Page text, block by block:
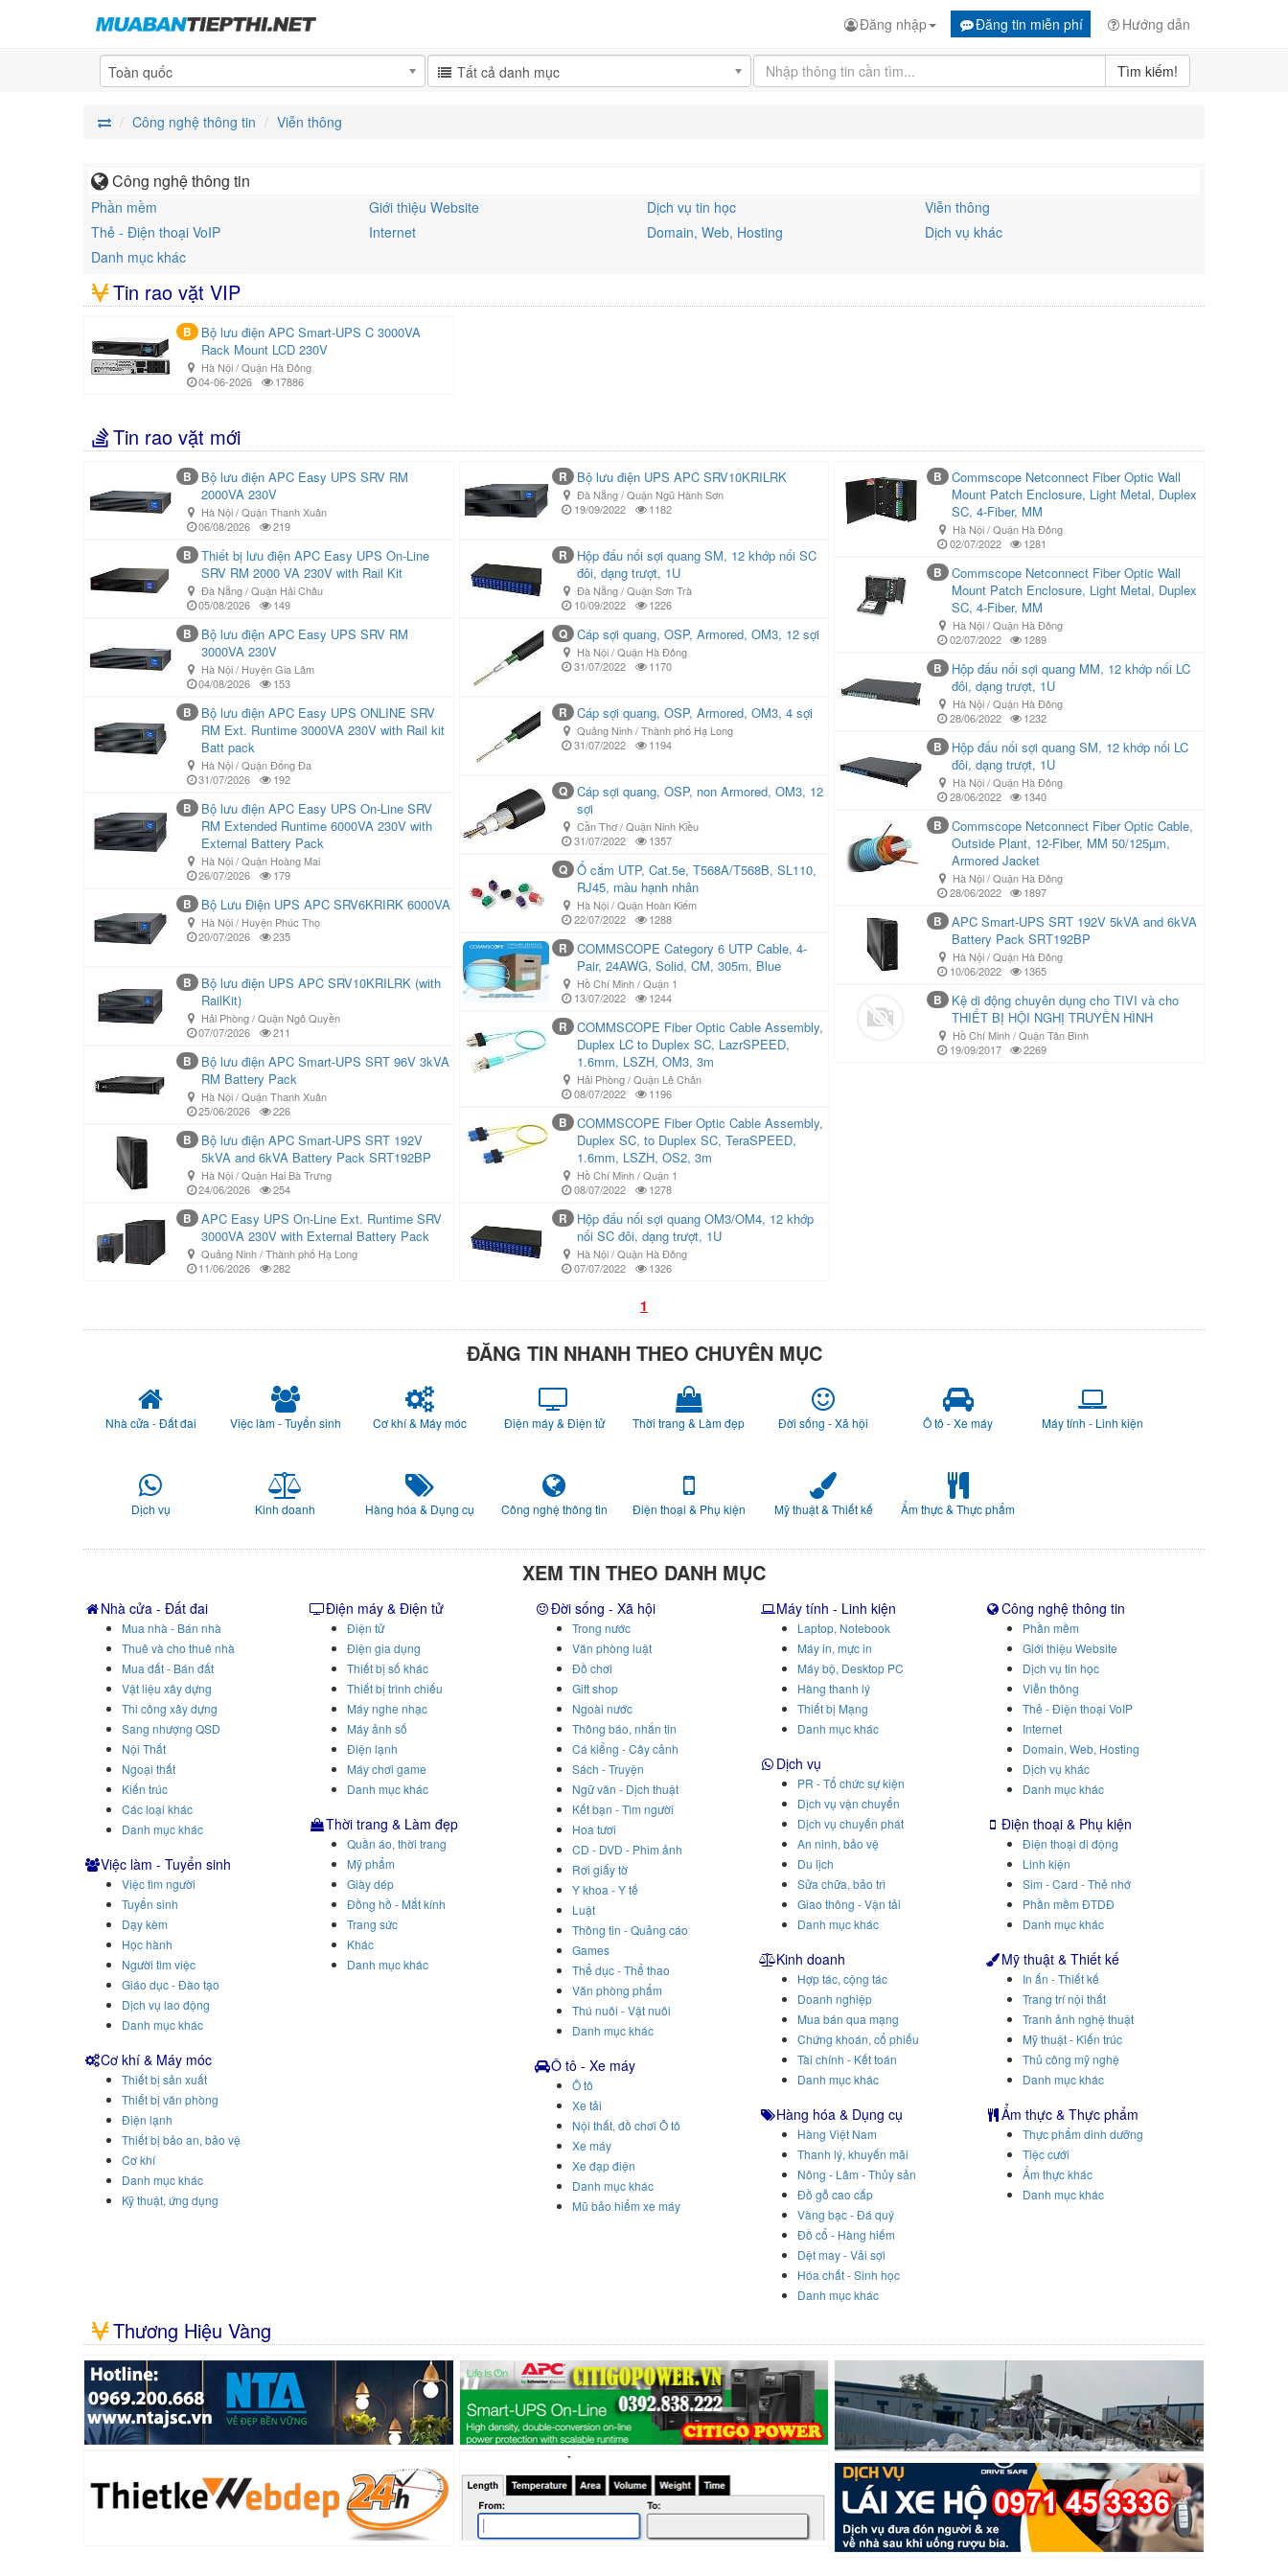
Đăng tin miễn phí Hướng dẫn
Đăng nhập
Toàn quốc Tất cả danh mục Tìm kiếm!
Công nghệ thông tin Viễn thông
Công nghệ thông tin
Phần mềm Giới thiệu Website Dịch vụ tin học
Viễn thông
Thẻ - Điện thoại VoIP
Internet Domain, Web, Hosting
Dịch vụ khác
Danh mục khác
Tin rao vặt VIP
B
Bộ lưu điện APC Smart-UPS C 3000VA
Rack Mount LCD 230V
Hà Nội / Quận Hà Đông
04-06-2026
17886
Tin rao vặt mới
B
Bộ lưu điện APC Easy UPS SRV RM
2000VA 230V
Hà Nội / Quận Thanh Xuân
06/08/2026
219
B
Thiết bị lưu điện APC Easy UPS On-Line
SRV RM 2000 VA 230V with Rail Kit
Đà Nẵng / Quận Hải Châu
05/08/2026
149
B
Bộ lưu điện APC Easy UPS SRV RM
3000VA 230V
Hà Nội / Huyện Gia Lâm
04/08/2026
153
B
Bộ lưu điện APC Easy UPS ONLINE SRV
RM Ext. Runtime 3000VA 230V with Rail kit
Batt pack
Hà Nội / Quận Đống Đa
31/07/2026
192
B
Bộ lưu điện APC Easy UPS On-Line SRV
RM Extended Runtime 6000VA 230V with
External Battery Pack
Hà Nội / Quận Hoàng Mai
26/07/2026
179
B Bộ Lưu Điện UPS APC SRV6KRIRK 6000VA
Hà Nội / Huyện Phúc Thọ
20/07/2026
235
B
Bộ lưu điện UPS APC SRV10KRILRK (with
RailKit)
Hải Phòng / Quận Ngô Quyền
07/07/2026
211
B
Bộ lưu điện APC Smart-UPS SRT 96V 3kVA
RM Battery Pack
Hà Nội / Quận Thanh Xuân
25/06/2026
226
B
Bộ lưu điện APC Smart-UPS SRT 192V
5kVA and 6kVA Battery Pack SRT192BP
Hà Nội / Quận Hai Bà Trưng
24/06/2026
254
B
APC Easy UPS On-Line Ext. Runtime SRV
3000VA 230V with External Battery Pack
Quảng Ninh / Thành phố Hạ Long
11/06/2026
282
R Bộ lưu điện UPS APC SRV10KRILRK
Đà Nẵng / Quận Ngũ Hành Sơn
19/09/2022
1182
R
Hộp đấu nối sợi quang SM, 12 khớp nối SC
đôi, dạng trượt, 1U
Đà Nẵng / Quận Sơn Trà
10/09/2022
1226
Q Cáp sợi quang, OSP, Armored, OM3, 12 sợi
Hà Nội / Quận Hà Đông
31/07/2022
1170
R Cáp sợi quang, OSP, Armored, OM3, 4 sợi
Quảng Ninh / Thành phố Hạ Long
31/07/2022
1194
Q Cáp sợi quang, OSP, non Armored, OM3, 12
sợi
Cần Thơ / Quận Ninh Kiều
31/07/2022
1357
Q Ổ cắm UTP, Cat.5e, T568A/T568B, SL110,
RJ45, màu hạnh nhân
Hà Nội / Quận Hoàn Kiếm
22/07/2022
1288
R
COMMSCOPE Category 6 UTP Cable, 4-
Pair, 24AWG, Solid, CM, 305m, Blue
Hồ Chí Minh / Quận 1
13/07/2022
1244
R
COMMSCOPE Fiber Optic Cable Assembly,
Duplex LC to Duplex SC, LazrSPEED,
1.6mm, LSZH, OM3, 3m
Hải Phòng / Quận Lê Chân
08/07/2022
1196
B
COMMSCOPE Fiber Optic Cable Assembly,
Duplex SC, to Duplex SC, TeraSPEED,
1.6mm, LSZH, OS2, 3m
Hồ Chí Minh / Quận 1
08/07/2022
1278
R
Hộp đấu nối sợi quang OM3/OM4, 12 khớp
nối SC đôi, dạng trượt, 1U
Hà Nội / Quận Hà Đông
07/07/2022
1326
B
Commscope Netconnect Fiber Optic Wall
Mount Patch Enclosure, Light Metal, Duplex
SC, 4-Fiber, MM
Hà Nội / Quận Hà Đông
02/07/2022
1281
B
Commscope Netconnect Fiber Optic Wall
Mount Patch Enclosure, Light Metal, Duplex
SC, 4-Fiber, MM
Hà Nội / Quận Hà Đông
02/07/2022
1289
B
Hộp đấu nối sợi quang MM, 12 khớp nối LC
đôi, dạng trượt, 1U
Hà Nội / Quận Hà Đông
28/06/2022
1232
B
Hộp đấu nối sợi quang SM, 12 khớp nối LC
đôi, dạng trượt, 1U
Hà Nội / Quận Hà Đông
28/06/2022
1340
B
Commscope Netconnect Fiber Optic Cable,
Outside Plant, 12-Fiber, MM 50/125µm,
Armored Jacket
Hà Nội / Quận Hà Đông
28/06/2022
1897
B
APC Smart-UPS SRT 192V 5kVA and 6kVA
Battery Pack SRT192BP
Hà Nội / Quận Hà Đông
10/06/2022
1365
B
Kệ di động chuyên dụng cho TIVI và cho
THIẾT BỊ HỘI NGHỊ TRUYỀN HÌNH
Hồ Chí Minh / Quận Tân Bình
19/09/2017
2269
1
ĐĂNG TIN NHANH THEO CHUYÊN MỤC
Nhà cửa - Đất đai Việc làm - Tuyển sinh Cơ khí & Máy móc Điện máy & Điện tử Thời trang & Làm đẹp Đời sống - Xã hội Ô tô - Xe máy Máy tính - Linh kiện
Dịch vụ Kinh doanh Hàng hóa & Dụng cụ Công nghệ thông tin Điện thoại & Phụ kiện Mỹ thuật & Thiết kế Ẩm thực & Thực phẩm
XEM TIN THEO DANH MỤC
Nhà cửa - Đất đai
Mua nhà - Bán nhà
Thuê và cho thuê nhà
Mua đất - Bán đất
Vật liệu xây dựng
Thi công xây dựng
Sang nhượng QSD
Nội Thất
Ngoại thất
Kiến trúc
Các loại khác
Danh mục khác
Việc làm - Tuyển sinh
Việc tìm người
Tuyển sinh
Dạy kèm
Học hành
Người tìm việc
Giáo dục - Đào tạo
Dịch vụ lao động
Danh mục khác
Cơ khí & Máy móc
Thiết bị sản xuất
Thiết bị văn phòng
Điện lạnh
Thiết bị bảo an, bảo vệ
Cơ khí
Danh mục khác
Kỹ thuật, ứng dụng
Điện máy & Điện tử
Điện tử
Điện gia dụng
Thiết bị số khác
Thiết bị trình chiếu
Máy nghe nhạc
Máy ảnh số
Điện lạnh
Máy chơi game
Danh mục khác
Thời trang & Làm đẹp
Quần áo, thời trang
Mỹ phẩm
Giày dép
Đồng hồ - Mắt kính
Trang sức
Khác
Danh mục khác
Đời sống - Xã hội
Trong nước
Văn phòng luật
Đồ chơi
Gift shop
Ngoài nước
Thông báo, nhắn tin
Cá kiểng - Cây cảnh
Sách - Truyện
Ngữ văn - Dịch thuật
Kết bạn - Tìm người
Hoa tươi
CD - DVD - Phim ảnh
Rơi giấy tờ
Y khoa - Y tế
Luật
Thông tin - Quảng cáo
Games
Thể dục - Thể thao
Văn phòng phẩm
Thú nuôi - Vật nuôi
Danh mục khác
Ô tô - Xe máy
Ô tô
Xe tải
Nội thất, đồ chơi Ô tô
Xe máy
Xe đạp điện
Danh mục khác
Mũ bảo hiểm xe máy
Máy tính - Linh kiện
Laptop, Notebook
Máy in, mực in
Máy bộ, Desktop PC
Hàng thanh lý
Thiết bị Mạng
Danh mục khác
Dịch vụ
PR - Tổ chức sự kiện
Dịch vụ vận chuyển
Dịch vụ chuyến phát
An ninh, bảo vệ
Du lịch
Sửa chữa, bảo trì
Giao thông - Vận tải
Danh mục khác
Kinh doanh
Hợp tác, cộng tác
Doanh nghiệp
Mua bán qua mạng
Chứng khoán, cổ phiếu
Tài chính - Kết toán
Danh mục khác
Hàng hóa & Dụng cụ
Hàng Việt Nam
Thanh lý, khuyến mãi
Nông - Lâm - Thủy sản
Đồ gỗ cao cấp
Vàng bạc - Đá quý
Đồ cổ - Hàng hiếm
Dệt may - Vải sợi
Hóa chất - Sinh học
Danh mục khác
Công nghệ thông tin
Phần mềm
Giới thiệu Website
Dịch vụ tin học
Viễn thông
Thẻ - Điện thoại VoIP
Internet
Domain, Web, Hosting
Dịch vụ khác
Danh mục khác
Điện thoại & Phụ kiện
Điện thoại di động
Linh kiện
Sim - Card - Thẻ nhớ
Phần mềm ĐTDĐ
Danh mục khác
Mỹ thuật & Thiết kế
In ấn - Thiết kế
Trang trí nội thất
Tranh ảnh nghệ thuật
Mỹ thuật - Kiến trúc
Thủ công mỹ nghệ
Danh mục khác
Ẩm thực & Thực phẩm
Thực phẩm dinh dưỡng
Tiệc cưới
Ẩm thực khác
Danh mục khác
Thương Hiệu Vàng